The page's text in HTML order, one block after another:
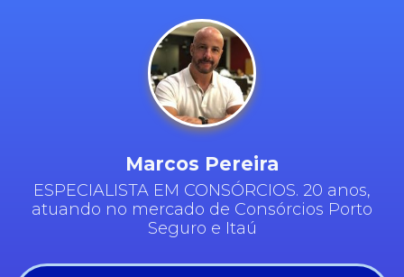
Marcos Pereira
ESPECIALISTA EM CONSÓRCIOS. 20 anos,
atuando no mercado de Consórcios Porto
Seguro e Itaú